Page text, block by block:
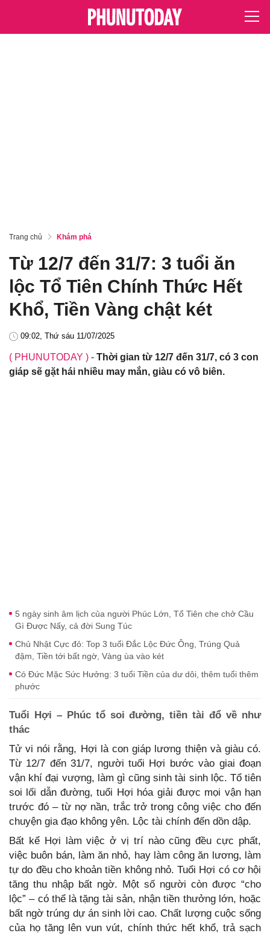
Trang chủ Khám phá
Từ 12/7 đến 31/7: 3 tuổi ăn
lộc Tổ Tiên Chính Thức Hết
Khổ, Tiền Vàng chật két
09:02, Thứ sáu 11/07/2025
( PHUNUTODAY ) - Thời gian từ 12/7 đến 31/7, có 3 con
giáp sẽ gặt hái nhiều may mắn, giàu có vô biên.
5 ngày sinh âm lịch của người Phúc Lớn, Tổ Tiên che chở Cầu
Gì Được Nấy, cả đời Sung Túc
Chủ Nhật Cực đỏ: Top 3 tuổi Đắc Lộc Đức Ông, Trúng Quả
đậm, Tiền tới bất ngờ, Vàng ùa vào két
Có Đức Mặc Sức Hưởng: 3 tuổi Tiền của dư dôi, thêm tuổi thêm
phước
Tuổi Hợi – Phúc tổ soi đường, tiền tài đổ về như
thác
Tử vi nói rằng, Hợi là con giáp lương thiện và giàu có.
Từ 12/7 đến 31/7, người tuổi Hợi bước vào giai đoạn
vận khí đại vượng, làm gì cũng sinh tài sinh lộc. Tổ tiên
soi lối dẫn đường, tuổi Hợi hóa giải được mọi vận hạn
trước đó – từ nợ nần, trắc trở trong công việc cho đến
chuyện gia đạo không yên. Lộc tài chính đến dồn dập.
Bất kể Hợi làm việc ở vị trí nào cũng đều cực phất,
việc buôn bán, làm ăn nhỏ, hay làm công ăn lương, làm
tự do đều cho khoản tiền không nhỏ. Tuổi Hợi có cơ hội
tăng thu nhập bất ngờ. Một số người còn được “cho
lộc” – có thể là tặng tài sản, nhận tiền thưởng lớn, hoặc
bất ngờ trúng dự án sinh lời cao. Chất lượng cuộc sống
của họ tăng lên vun vút, chính thức hết khổ, trả sạch